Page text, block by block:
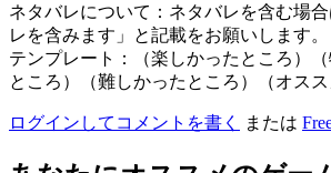
ネタバレについて：ネタバレを含む場
レを含みます」と記載をお願いします。
テンプレート：（楽しかったところ）
ところ）（難しかったところ）（オスス
ログインしてコメントを書く または